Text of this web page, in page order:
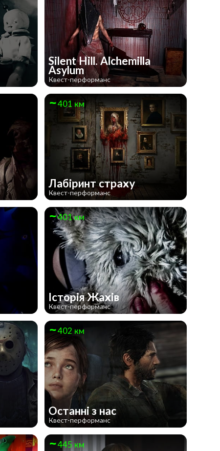
Silent Hill. Alchemilla
Asylum
Квест-перформанс
401 км
Лабіринт страху
Квест-перформанс
401 км
Історія Жахів
Квест-перформанс
402 км
Останні з нас
Квест-перформанс
445 км